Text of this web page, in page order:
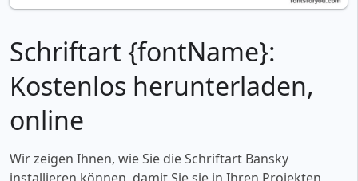
Schriftart {fontName}:
Kostenlos herunterladen,
online
Wir zeigen Ihnen, wie Sie die Schriftart Bansky